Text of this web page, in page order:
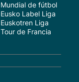
Mundial de fútbol
Eusko Label Liga
Euskotren Liga
Tour de Francia